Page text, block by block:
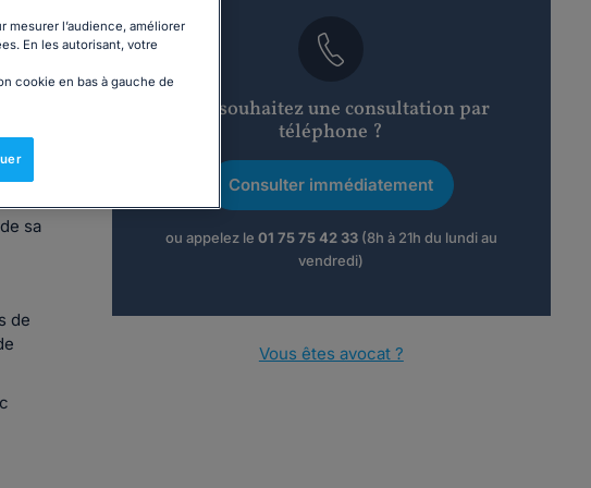
la
sa
de
Vous souhaitez une consultation par
téléphone ?
Consulter immédiatement
ou appelez le 01 75 75 42 33(8h à 21h du lundi au
vendredi)
Vous êtes avocat ?
l’audience, améliorer
En les autorisant, votre
cookie en bas à gauche de